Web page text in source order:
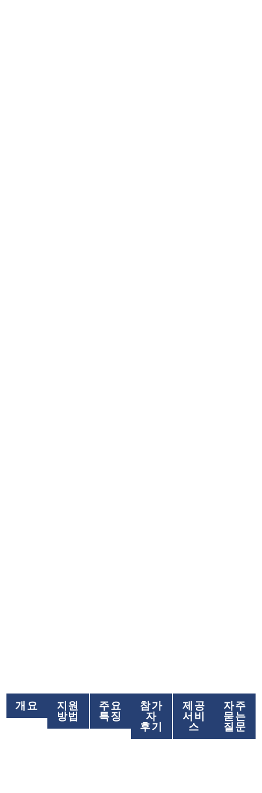
개요
지원
방법
주요
특징
참가
자
후기
제공
서비
스
자주
묻는
질문